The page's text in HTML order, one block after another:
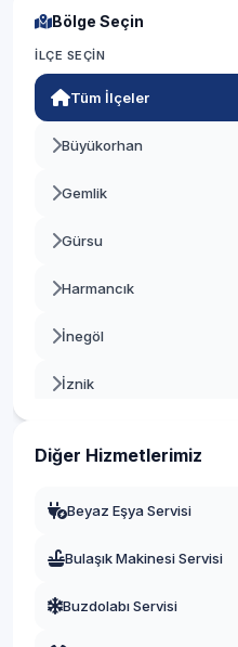
Bölge Seçin
İLÇE SEÇIN
Tüm İlçeler
Büyükorhan
Gemlik
Gürsu
Harmancık
İnegöl
İznik
Diğer Hizmetlerimiz
Beyaz Eşya Servisi
Bulaşık Makinesi Servisi
Buzdolabı Servisi